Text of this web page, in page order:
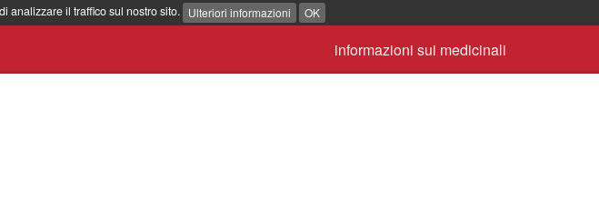
analizzare il traffico sul nostro sito. Ulteriori informazioni OK
informazioni sui medicinali